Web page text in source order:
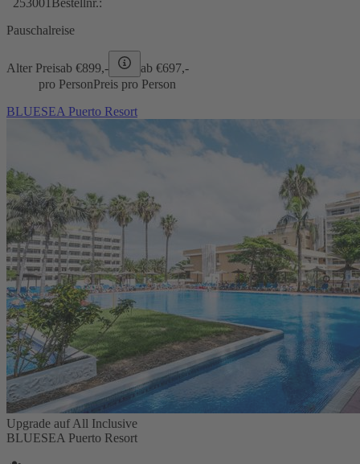
Pauschalreise
Alter Preisab €899,- ab €697,-
pro PersonPreis pro Person
BLUESEA Puerto Resort
Upgrade auf All Inclusive
BLUESEA Puerto Resort